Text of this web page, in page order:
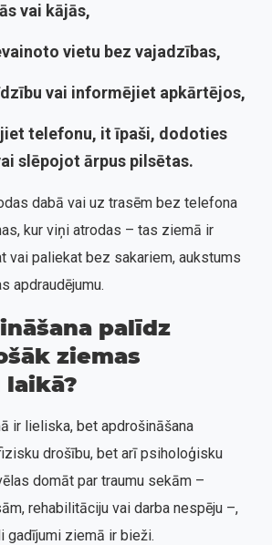
vai kājās,
vietu bez vajadzības,
vai informējiet apkārtējos,
telefonu, it īpaši, dodoties
slēpojot ārpus pilsētas.
dabā vai uz trasēm bez telefona
kur viņi atrodas – tas ziemā ir
vai paliekat bez sakariem, aukstums
apdraudējumu.
palīdz
ziemas
ir lieliska, bet apdrošināšana
drošību, bet arī psiholoģisku
domāt par traumu sekām –
rehabilitāciju vai darba nespēju –,
gadījumi ziemā ir bieži.